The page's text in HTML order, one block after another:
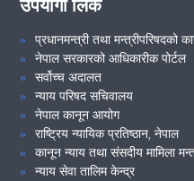
२१औं निजामती सेवा दिवस, २०८१
पत्र वितरण कार्यक्रम ।
VIEW ALL
उपयोगी लिंक
प्रधानमन्त्री तथा मन्त्रीपरिषदको
नेपाल सरकारको आधिकारीक पोर्टल
सर्वोच्च अदालत
न्याय परिषद सचिवालय
नेपाल कानून आयोग
राष्ट्रिय न्यायिक प्रतिष्ठान, नेपाल
कानून न्याय तथा संसदीय मामिला
न्याय सेवा तालिम केन्द्र